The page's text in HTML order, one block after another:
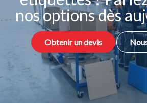
nos options dès
Obtenir un devis